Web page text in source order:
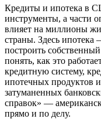
Кредиты и ипотека в
инструменты, а части
влияет на миллионы
страны. Здесь ипотека
построить
понять, как это
кредитную систему,
ипотечных продуктов
затуманенных
справок» —
прямо и по делу.